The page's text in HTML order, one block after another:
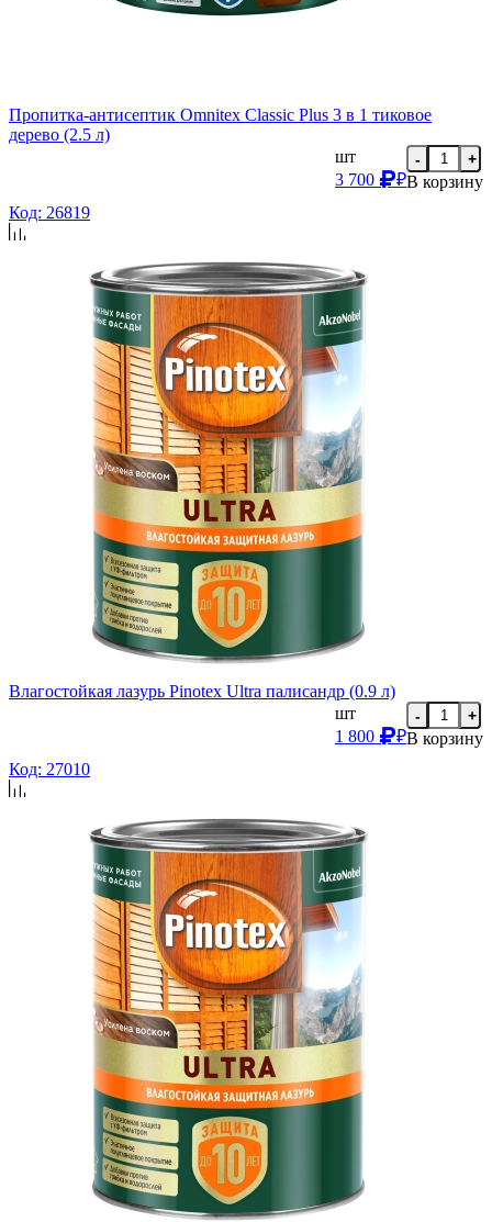
Пропитка-антисептик Omnitex Classic Plus 3 в 1 тиковое
дерево (2.5 л)
шт
3 700
₽
- +
В корзину
Код: 26819
Влагостойкая лазурь Pinotex Ultra палисандр (0.9 л)
шт
1 800
₽
- +
В корзину
Код: 27010